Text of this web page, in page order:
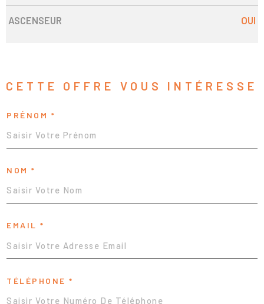
ASCENSEUR OUI
CETTE OFFRE VOUS INTÉRESSE
PRÉNOM *
NOM *
EMAIL *
TÉLÉPHONE *